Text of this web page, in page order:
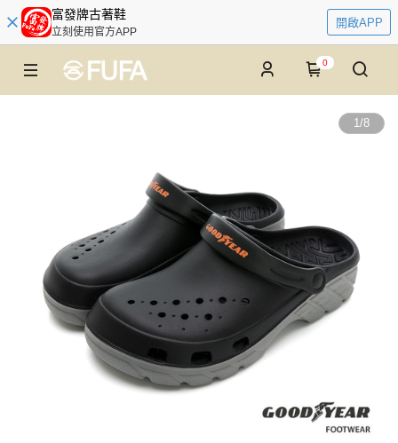
富發牌古著鞋
立刻使用官方APP
開啟APP
0
1/8